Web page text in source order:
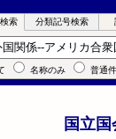
索 分類記号検索
ド検索
名称のみ 普通
国立